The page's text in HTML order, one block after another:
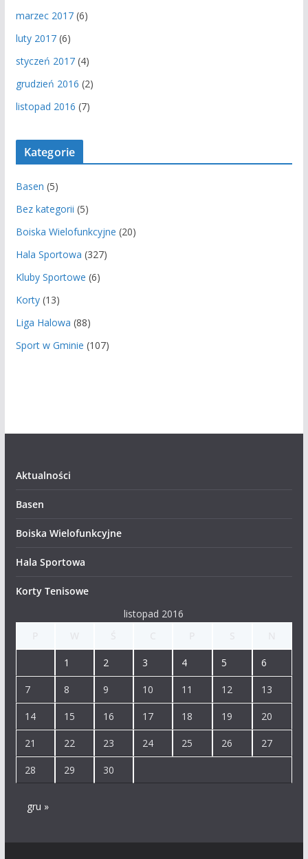
marzec 2017(6)
luty 2017(6)
styczeń 2017(4)
grudzień 2016 (2)
listopad 2016 (7)
Kategorie
Basen (5)
Bez kategorii (5)
Boiska Wielofunkcyjne (20)
Hala Sportowa (327)
Kluby Sportowe (6)
Korty(13)
Liga Halowa (88)
Sport w Gminie (107)
Aktualności
Basen
Boiska Wielofunkcyjne
Hala Sportowa
Korty Tenisowe
listopad 2016
1 2 3 4 5 6
7 8 9 10 11 12 13
14 15 16 17 18 19 20
21 22 23 24 25 26 27
28 29 30
gru »